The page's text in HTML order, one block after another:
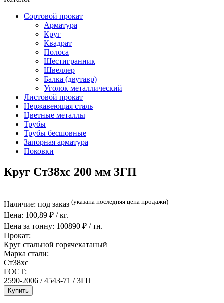
Сортовой прокат
Арматура
Круг
Квадрат
Полоса
Шестигранник
Швеллер
Балка (двутавр)
Уголок металлический
Листовой прокат
Нержавеющая сталь
Цветные металлы
Трубы
Трубы бесшовные
Запорная арматура
Поковки
Круг Ст38хс 200 мм 3ГП
Наличие: под заказ (указана последняя цена продажи)
Цена: 100,89 ₽ / кг.
Цена за тонну: 100890 ₽ / тн.
Прокат:
Круг стальной горячекатаный
Марка стали:
Ст38хс
ГОСТ:
2590-2006 / 4543-71 / 3ГП
Купить